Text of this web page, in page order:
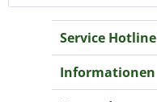
Service Hotline
Informationen